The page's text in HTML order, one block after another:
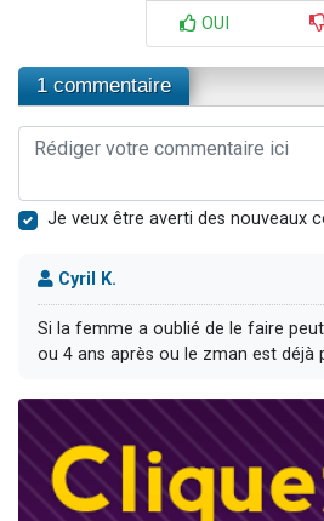
OUI
1 commentaire
Je veux être averti des nouveaux
Cyril K.
Si la femme a oublié de le faire
ou 4 ans après ou le zman est déjà